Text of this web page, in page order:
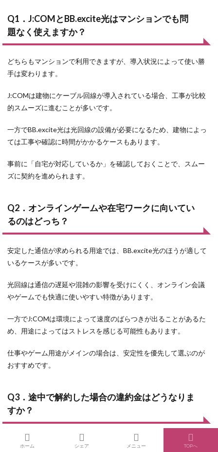
Q1．J:COMとBB.excite光はマンションでも問
題なく使えますか？
どちらもマンションで利用できますが、導入状況によって使い勝
手は変わります。
J:COMは建物にケーブル回線が導入されている場合、工事が比較
的スムーズに進むことが多いです。
一方でBB.excite光は光回線の設備が必要になるため、建物によっ
ては工事や確認に時間がかかるケースもあります。
事前に「自宅が対応しているか」を確認しておくことで、スムー
ズに契約を進められます。
Q2．オンラインゲームや在宅ワークに向いてい
るのはどっち？
安定した通信が求められる用途では、BB.excite光のほうが適して
いるケースが多いです。
光回線は通信の遅延や混雑の影響を受けにくく、オンライン会議
やゲームでも快適に使いやすい特徴があります。
一方でJ:COMは環境によって速度のばらつきが出ることがあるた
め、用途によってはストレスを感じる可能性もあります。
仕事やゲーム用途がメインの場合は、安定性を優先して選ぶのが
おすすめです。
Q3．途中で解約した場合の違約金はどうなりま
すか？
契約プランによって異なりますが、J:COMは契約期間が設定され
ホーム シェア メニュー TOPへ